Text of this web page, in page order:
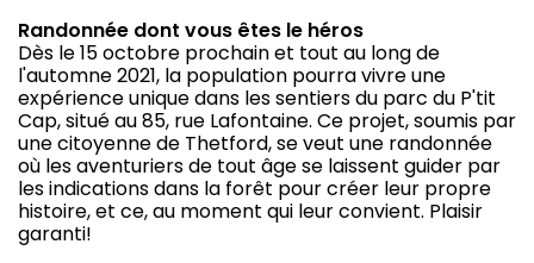
Randonnée dont vous êtes le héros
Dès le 15 octobre prochain et tout au long de
l'automne 2021, la population pourra vivre une
expérience unique dans les sentiers du parc du P'tit
Cap, situé au 85, rue Lafontaine. Ce projet, soumis par
une citoyenne de Thetford, se veut une randonnée
où les aventuriers de tout âge se laissent guider par
les indications dans la forêt pour créer leur propre
histoire, et ce, au moment qui leur convient. Plaisir
garanti!